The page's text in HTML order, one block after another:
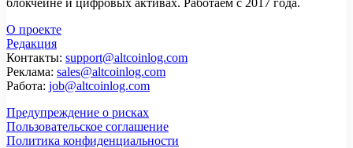
блокчейне и цифровых активах. Работаем с 2017 года.
О проекте
Редакция
Контакты: support@altcoinlog.com
Реклама: sales@altcoinlog.com
Работа: job@altcoinlog.com
Предупреждение о рисках
Пользовательское соглашение
Политика конфиденциальности